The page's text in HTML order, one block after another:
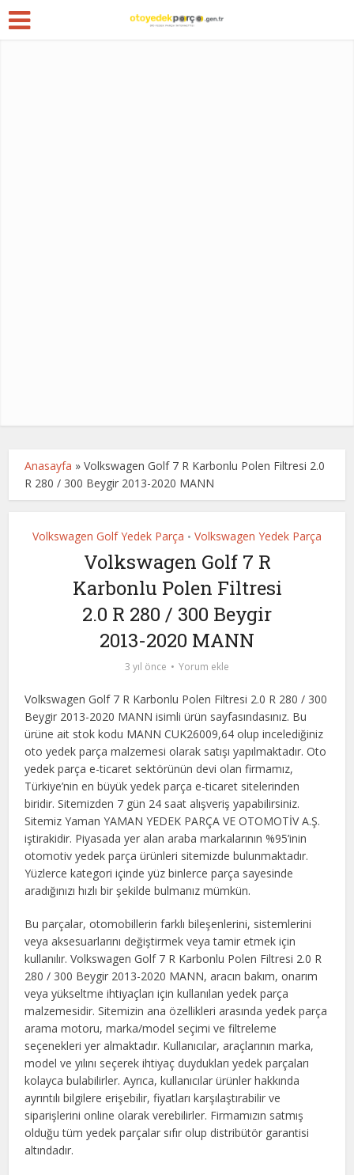
Anasayfa »Volkswagen Golf 7 R Karbonlu Polen Filtresi 2.0
R 280 / 300 Beygir 2013-2020 MANN
Volkswagen Golf Yedek Parça • Volkswagen Yedek Parça
Volkswagen Golf 7 R
Karbonlu Polen Filtresi
2.0 R 280 / 300 Beygir
2013-2020 MANN
3 yıl önce Yorum ekle
Volkswagen Golf 7 R Karbonlu Polen Filtresi 2.0 R 280 / 300
Beygir 2013-2020 MANN isimli ürün sayfasındasınız. Bu
ürüne ait stok kodu MANN CUK26009,64 olup incelediğiniz
oto yedek parça malzemesi olarak satışı yapılmaktadır. Oto
yedek parça e-ticaret sektörünün devi olan firmamız,
Türkiye’nin en büyük yedek parça e-ticaret sitelerinden
biridir. Sitemizden 7 gün 24 saat alışveriş yapabilirsiniz.
Sitemiz Yaman YAMAN YEDEK PARÇA VE OTOMOTİV A.Ş.
iştirakidir. Piyasada yer alan araba markalarının %95’inin
otomotiv yedek parça ürünleri sitemizde bulunmaktadır.
Yüzlerce kategori içinde yüz binlerce parça sayesinde
aradığınızı hızlı bir şekilde bulmanız mümkün.
Bu parçalar, otomobillerin farklı bileşenlerini, sistemlerini
veya aksesuarlarını değiştirmek veya tamir etmek için
kullanılır. Volkswagen Golf 7 R Karbonlu Polen Filtresi 2.0 R
280 / 300 Beygir 2013-2020 MANN, aracın bakım, onarım
veya yükseltme ihtiyaçları için kullanılan yedek parça
malzemesidir. Sitemizin ana özellikleri arasında yedek parça
arama motoru, marka/model seçimi ve filtreleme
seçenekleri yer almaktadır. Kullanıcılar, araçlarının marka,
model ve yılını seçerek ihtiyaç duydukları yedek parçaları
kolayca bulabilirler. Ayrıca, kullanıcılar ürünler hakkında
ayrıntılı bilgilere erişebilir, fiyatları karşılaştırabilir ve
siparişlerini online olarak verebilirler. Firmamızın satmış
olduğu tüm yedek parçalar sıfır olup distribütör garantisi
altındadır.